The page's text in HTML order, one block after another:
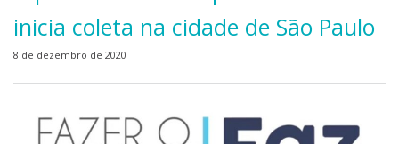
inicia coleta na cidade de São Paulo
8 de dezembro de 2020